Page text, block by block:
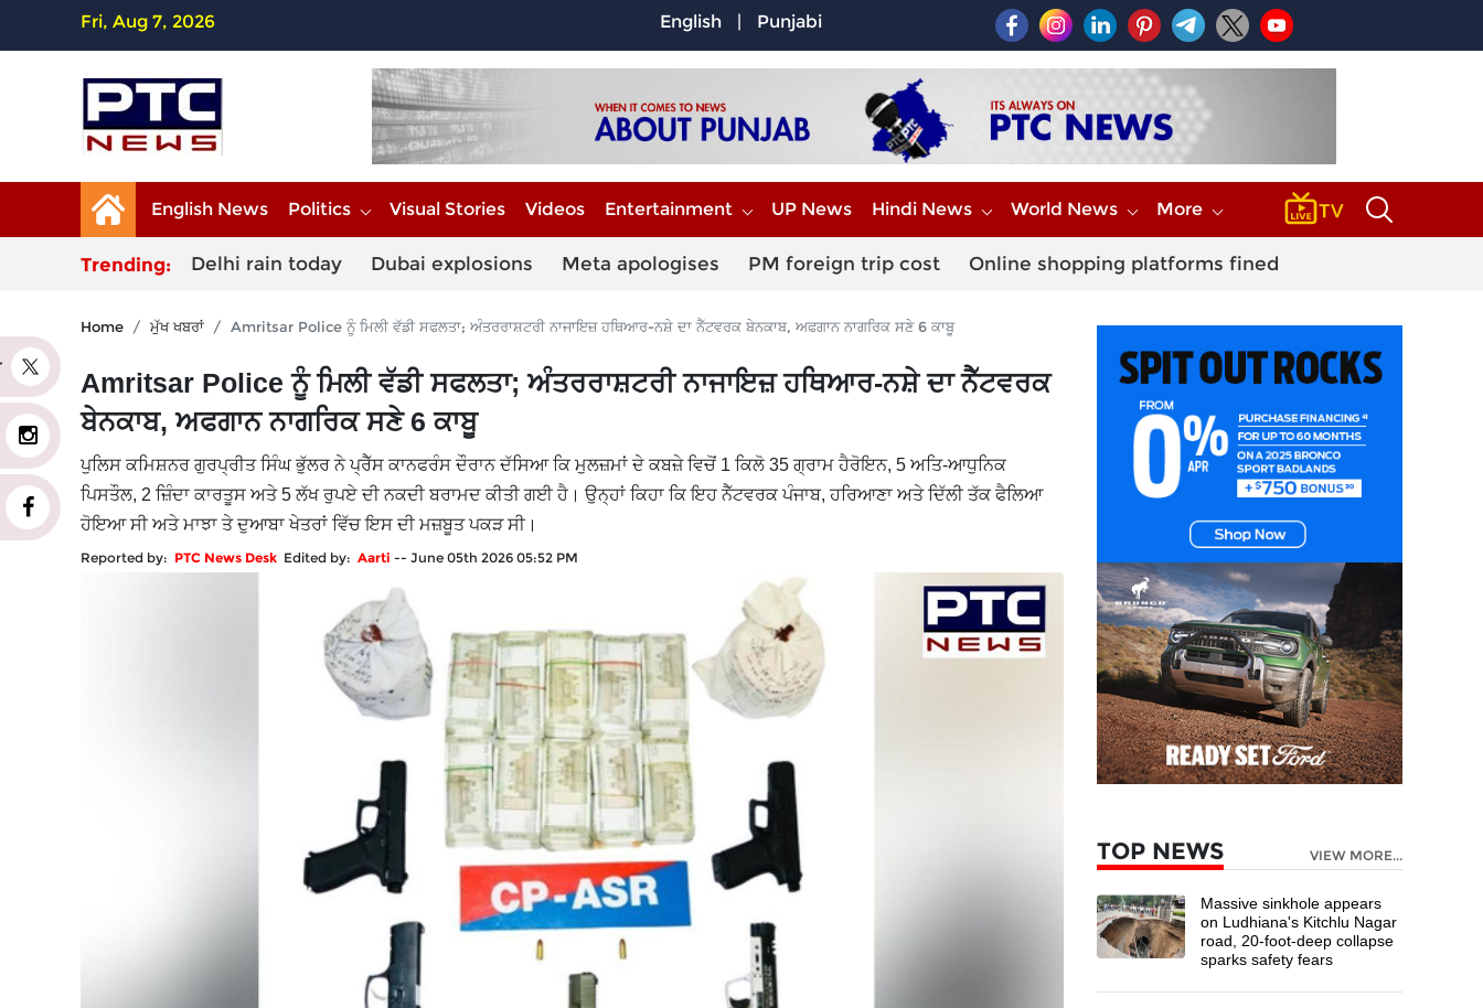
Fri, Aug 7, 2026 English | Punjabi
English News Politics Visual Stories Videos Entertainment UP News Hindi News World News More
Trending: Delhi rain today Dubai explosions Meta apologises PM foreign trip cost Online shopping platforms fined
Home ਮੁੱਖ ਖਬਰਾਂ Amritsar Police ਨੂੰ ਮਿਲੀ ਵੱਡੀ ਸਫਲਤਾ; ਅੰਤਰਰਾਸ਼ਟਰੀ ਨਾਜਾਇਜ਼ ਹਥਿਆਰ-ਨਸ਼ੇ ਦਾ ਨੈੱਟਵਰਕ ਬੇਨਕਾਬ, ਅਫਗਾਨ ਨਾਗਰਿਕ ਸਣੇ 6 ਕਾਬੂ
Amritsar Police ਨੂੰ ਮਿਲੀ ਵੱਡੀ ਸਫਲਤਾ; ਅੰਤਰਰਾਸ਼ਟਰੀ ਨਾਜਾਇਜ਼ ਹਥਿਆਰ-ਨਸ਼ੇ ਦਾ ਨੈੱਟਵਰਕ
ਬੇਨਕਾਬ, ਅਫਗਾਨ ਨਾਗਰਿਕ ਸਣੇ 6 ਕਾਬੂ
ਪੁਲਿਸ ਕਮਿਸ਼ਨਰ ਗੁਰਪ੍ਰੀਤ ਸਿੰਘ ਭੁੱਲਰ ਨੇ ਪ੍ਰੈੱਸ ਕਾਨਫਰੰਸ ਦੌਰਾਨ ਦੱਸਿਆ ਕਿ ਮੁਲਜ਼ਮਾਂ ਦੇ ਕਬਜ਼ੇ ਵਿਚੋਂ 1 ਕਿਲੋ 35 ਗ੍ਰਾਮ ਹੈਰੋਇਨ, 5 ਅਤਿ-ਆਧੁਨਿਕ
ਪਿਸਤੌਲ, 2 ਜ਼ਿੰਦਾ ਕਾਰਤੂਸ ਅਤੇ 5 ਲੱਖ ਰੁਪਏ ਦੀ ਨਕਦੀ ਬਰਾਮਦ ਕੀਤੀ ਗਈ ਹੈ। ਉਨ੍ਹਾਂ ਕਿਹਾ ਕਿ ਇਹ ਨੈੱਟਵਰਕ ਪੰਜਾਬ, ਹਰਿਆਣਾ ਅਤੇ ਦਿੱਲੀ ਤੱਕ ਫੈਲਿਆ
ਹੋਇਆ ਸੀ ਅਤੇ ਮਾਝਾ ਤੇ ਦੁਆਬਾ ਖੇਤਰਾਂ ਵਿੱਚ ਇਸ ਦੀ ਮਜ਼ਬੂਤ ਪਕੜ ਸੀ।
Reported by: PTC News Desk Edited by: Aarti -- June 05th 2026 05:52 PM
TOP NEWS VIEW MORE...
Massive sinkhole appears
on Ludhiana's Kitchlu Nagar
road, 20-foot-deep collapse
sparks safety fears